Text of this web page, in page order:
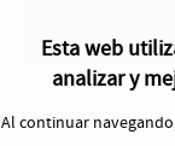
Esta web
analizar y
Al continuar